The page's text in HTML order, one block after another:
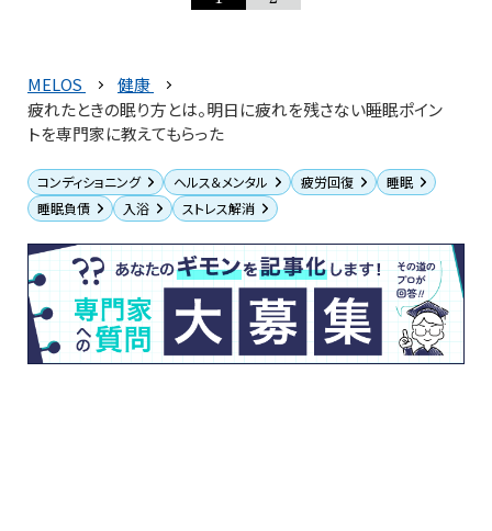
MELOS
健康
疲れたときの眠り方とは。明日に疲れを残さない睡眠ポイン
トを専門家に教えてもらった
コンディショニング ヘルス＆メンタル 疲労回復
睡眠
睡眠負債
入浴 ストレス解消